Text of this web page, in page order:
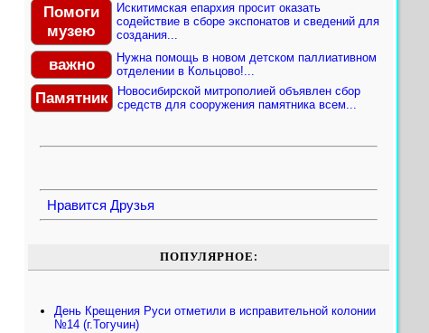
Помоги
музею
Искитимская епархия просит оказать
содействие в сборе экспонатов и сведений для
создания...
важно
Нужна помощь в новом детском паллиативном
отделении в Кольцово!...
Памятник
Новосибирской митрополией объявлен сбор
средств для сооружения памятника всем...
Нравится Друзья
ПОПУЛЯРНОЕ:
День Крещения Руси отметили в исправительной колонии
№14 (г.Тогучин)